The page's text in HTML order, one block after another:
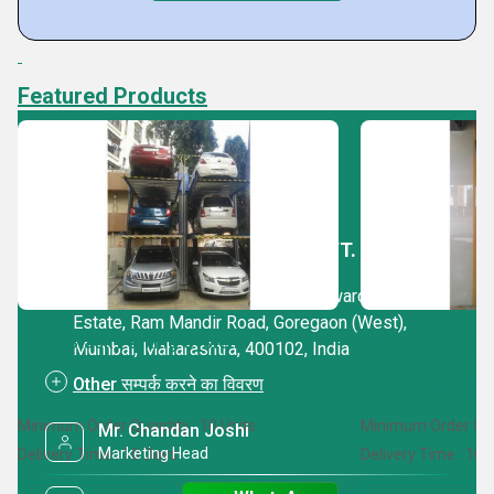
Featured Products
Triple Stack Parking System
₹ 400000 आईएनआर /Unit
Minimum Order Quantity : 10 Units
Delivery Time : 10 Days
Minimum Order
Delivery Time : 10
SAICHAND ELEVATORS PVT. LTD.
Unit No :- 257, Building No 5, Ashiward Industrial
Estate, Ram Mandir Road, Goregaon (West),
Mumbai, Maharashtra, 400102, India
Other सम्पर्क करने का विवरण
Mr. Chandan Joshi
Marketing Head